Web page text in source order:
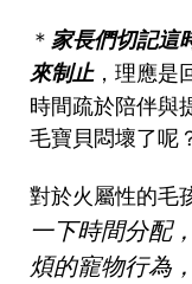
＊家長們切記這
來制止，理應是
時間疏於陪伴與
毛寶貝悶壞了呢
對於火屬性的毛
一下時間分配
煩的寵物行為